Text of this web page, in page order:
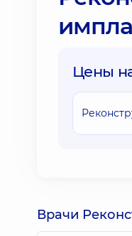
Цены
Врачи